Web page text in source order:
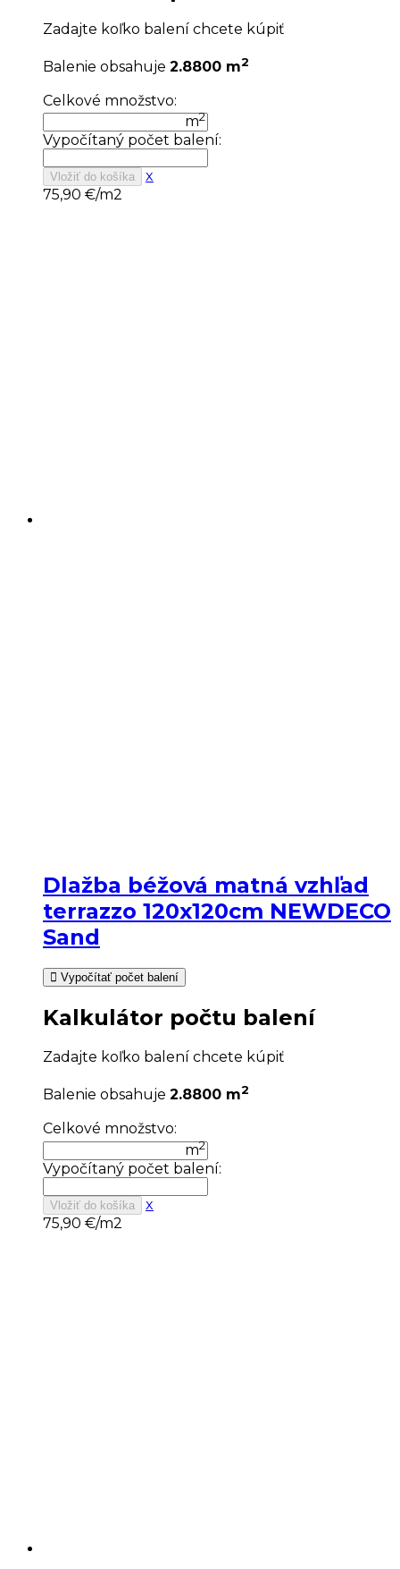
Zadajte koľko balení chcete kúpiť
Balenie obsahuje 2.8800 m2
Celkové množstvo:
m2
Vypočítaný počet balení:
Vložiť do košíka
x
75,90 €/m2
Dlažba béžová matná vzhľad
terrazzo 120x120cm NEWDECO
Sand
Vypočítať počet balení
Kalkulátor počtu balení
Zadajte koľko balení chcete kúpiť
Balenie obsahuje 2.8800 m2
Celkové množstvo:
m2
Vypočítaný počet balení:
Vložiť do košíka
x
75,90 €/m2